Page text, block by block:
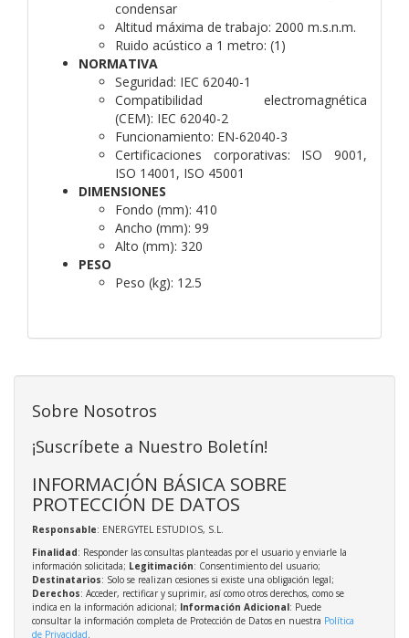
condensar
Altitud máxima de trabajo: 2000 m.s.n.m.
Ruido acústico a 1 metro: (1)
NORMATIVA
Seguridad: IEC 62040-1
Compatibilidad electromagnética
(CEM): IEC 62040-2
Funcionamiento: EN-62040-3
Certificaciones corporativas: ISO 9001,
ISO 14001, ISO 45001
DIMENSIONES
Fondo (mm): 410
Ancho (mm): 99
Alto (mm): 320
PESO
Peso (kg): 12.5
Sobre Nosotros
¡Suscríbete a Nuestro Boletín!
INFORMACIÓN BÁSICA SOBRE
PROTECCIÓN DE DATOS
Responsable: ENERGYTEL ESTUDIOS, S.L.
Finalidad: Responder las consultas planteadas por el usuario y enviarle la
información solicitada; Legitimación: Consentimiento del usuario;
Destinatarios: Solo se realizan cesiones si existe una obligación legal;
Derechos: Acceder, rectificar y suprimir, así como otros derechos, como se
indica en la información adicional; Información Adicional: Puede
consultar la información completa de Protección de Datos en nuestra Política
de Privacidad